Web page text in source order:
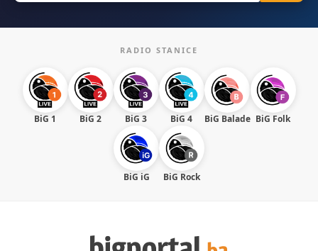
RADIO STANICE
BiG 1 BiG 2 BiG 3 BiG 4 BiG Balade BiG Folk
BiG iG BiG Rock